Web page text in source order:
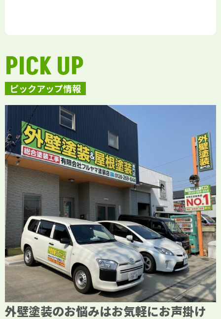
ピックアップ情報
PICK UP
外壁塗装のお悩みはお気軽にお声掛け